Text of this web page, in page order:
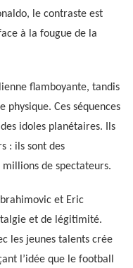
le contraste est
à la fougue de la
flamboyante, tandis
physique. Ces séquences
idoles planétaires. Ils
: ils sont des
de spectateurs.
et Eric
et de légitimité.
les jeunes talents crée
l’idée que le football